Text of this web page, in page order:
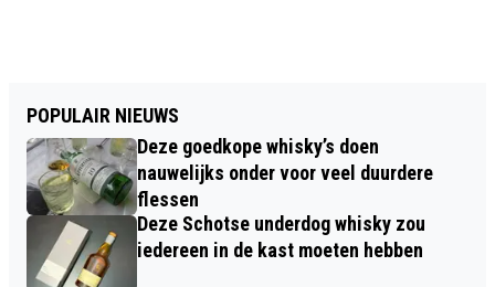
POPULAIR NIEUWS
Deze goedkope whisky’s doen
nauwelijks onder voor veel duurdere
flessen
Deze Schotse underdog whisky zou
iedereen in de kast moeten hebben